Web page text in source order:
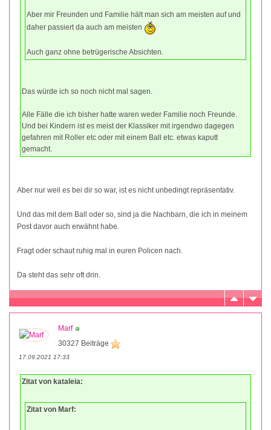
Aber mir Freunden und Familie hält man sich am meisten auf und
daher passiert da auch am meisten
Auch ganz ohne betrügerische Absichten.
Das würde ich so noch nicht mal sagen.
Alle Fälle die ich bisher hatte waren weder Familie noch Freunde.
Und bei Kindern ist es meist der Klassiker mit irgendwo dagegen
gefahren mit Roller etc oder mit einem Ball etc. etwas kaputt
gemacht.
Aber nur weil es bei dir so war, ist es nicht unbedingt repräsentativ.
Und das mit dem Ball oder so, sind ja die Nachbarn, die ich in meinem
Post davor auch erwähnt habe.
Fragt oder schaut ruhig mal in euren Policen nach.
Da steht das sehr oft drin.
Marf
30327 Beiträge
17.09.2021 17:33
Zitat von kataleia:
Zitat von Marf: